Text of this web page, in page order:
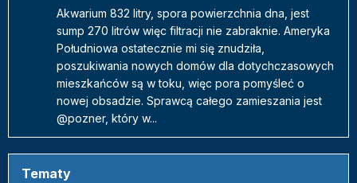
Akwarium 832 litry, spora powierzchnia dna, jest
sump 270 litrów więc filtracji nie zabraknie. Ameryka
Południowa ostatecznie mi się znudziła,
poszukiwania nowych domów dla dotychczasowych
mieszkańców są w toku, więc pora pomyśleć o
nowej obsadzie. Sprawcą całego zamieszania jest
@pozner, który w...
Tematy